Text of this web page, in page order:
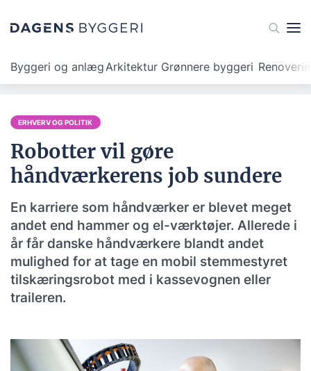
Byggeri og anlægArkitektur Grønnere byggeri
ERHVERV OG POLITIK
Robotter vil gøre
håndværkerens job sundere
En karriere som håndværker er blevet meget
andet end hammer og el-værktøjer. Allerede i
år får danske håndværkere blandt andet
mulighed for at tage en mobil stemmestyret
tilskæringsrobot med i kassevognen eller
traileren.